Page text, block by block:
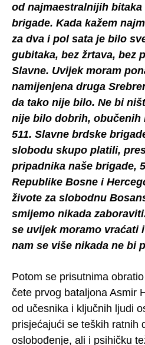
od najmaestralnijih bitaka
brigade. Kada kažem
za dva i pol sata je bilo
gubitaka, bez žrtava, bez
Slavne. Uvijek moram
namijenjena druga
da tako nije bilo. Ne bi
nije bilo dobrih, obučenih
511. Slavne brdske
slobodu skupo platili,
pripadnika naše brigade,
Republike Bosne i
živote za slobodnu
smijemo nikada
se uvijek moramo vraćati
nam se više nikada ne bi
Potom se prisutnima
čete prvog bataljona Asmir
od učesnika i ključnih ljudi
prisjećajući se teških ratnih
oslobođenje, ali i psihičku